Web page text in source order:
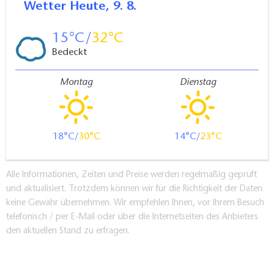
Wetter Heute, 9. 8.
15 32
Bedeckt
Montag
18 30
Dienstag
14 23
Alle Informationen, Zeiten und Preise werden regelmäßig geprüft
und aktualisiert. Trotzdem können wir für die Richtigkeit der Daten
keine Gewähr übernehmen. Wir empfehlen Ihnen, vor Ihrem Besuch
telefonisch / per E-Mail oder über die Internetseiten des Anbieters
den aktuellen Stand zu erfragen.